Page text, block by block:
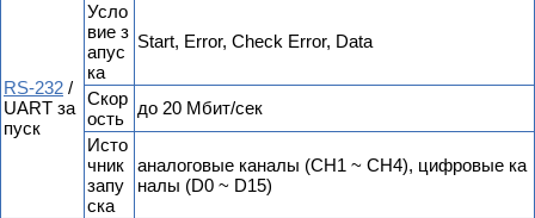
RS-232 /
UART за
пуск
Усло
вие з
апус
ка
Start, Error, Check Error, Data
Скор
ость
до 20 Мбит/сек
Исто
чник
запу
ска
аналоговые каналы (CH1 ~ CH4), цифровые ка
налы (D0 ~ D15)